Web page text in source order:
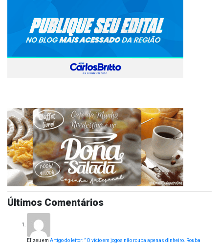
Últimos Comentários
Elizeu em Artigo do leitor: ” O vício em jogos não rouba apenas dinheiro. Rouba